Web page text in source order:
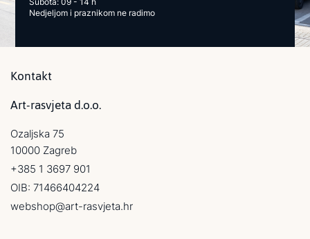
Nedjeljom i praznikom ne radimo
Kontakt
Art-rasvjeta d.o.o.
Ozaljska 75
10000 Zagreb
+385 1 3697 901
OIB: 71466404224
webshop@art-rasvjeta.hr